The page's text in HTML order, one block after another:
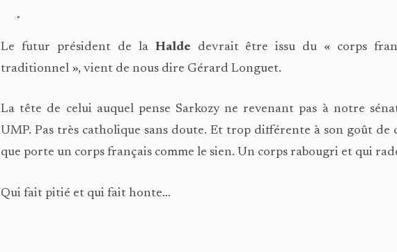
Le futur président de laHalde devrait être issu du « corps
traditionnel », vient de nous dire Gérard Longuet.
La tête de celui auquel pense Sarkozy ne revenant pas à notre
UMP. Pas très catholique sans doute. Et trop différente à son goût de
que porte un corps français comme le sien. Un corps rabougri et qui
Qui fait pitié et qui fait honte…